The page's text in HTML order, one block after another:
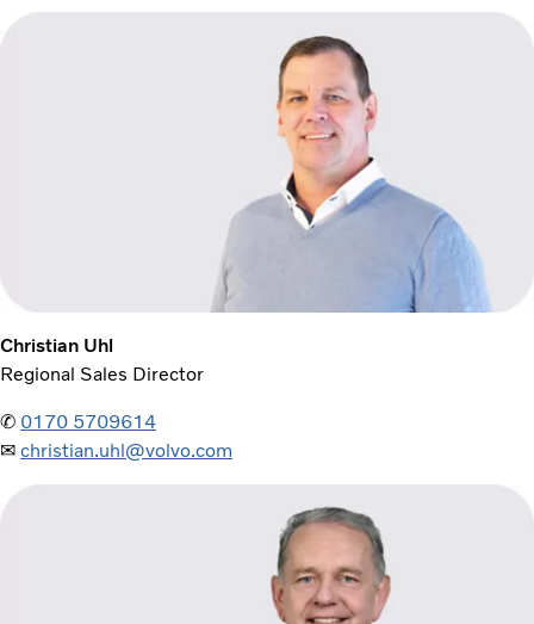
Christian Uhl
Regional Sales Director
✆ 0170 5709614
✉ christian.uhl@volvo.com